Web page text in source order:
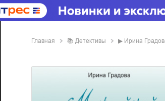
Главная 📚 детективы ▶ Ирина